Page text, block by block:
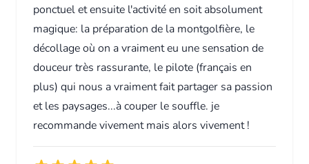
ponctuel et ensuite l'activité en soit absolument
magique: la préparation de la montgolfière, le
décollage où on a vraiment eu une sensation de
douceur très rassurante, le pilote (français en
plus) qui nous a vraiment fait partager sa passion
et les paysages...à couper le souffle. je
recommande vivement mais alors vivement !